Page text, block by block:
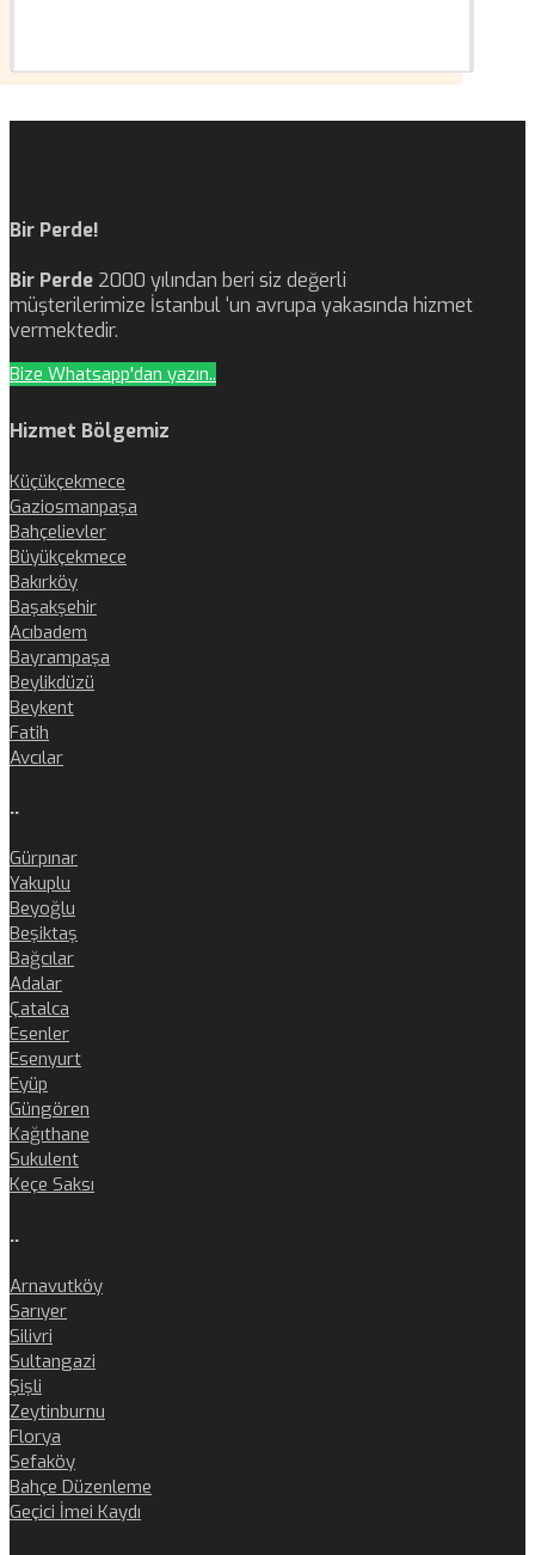
Bir Perde!
Bir Perde 2000 yılından beri siz değerli
müşterilerimize İstanbul ‘un avrupa yakasında hizmet
vermektedir.
Bize Whatsapp'dan yazın..
Hizmet Bölgemiz
Küçükçekmece
Gaziosmanpaşa
Bahçelievler
Büyükçekmece
Bakırköy
Başakşehir
Acıbadem
Bayrampaşa
Beylikdüzü
Beykent
Fatih
Avcılar
..
Gürpınar
Yakuplu
Beyoğlu
Beşiktaş
Bağcılar
Adalar
Çatalca
Esenler
Esenyurt
Eyüp
Güngören
Kağıthane
Sukulent
Keçe Saksı
..
Arnavutköy
Sarıyer
Silivri
Sultangazi
Şişli
Zeytinburnu
Florya
Sefaköy
Bahçe Düzenleme
Geçici İmei Kaydı